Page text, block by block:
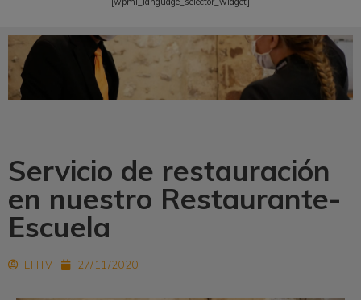
Servicio de restauración
en nuestro Restaurante-
Escuela
EHTV 27/11/2020